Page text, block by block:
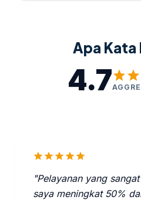
Apa Kata
4.7starstar
starstarstarstarstar
"Pelayanan yang
saya meningkat 50%